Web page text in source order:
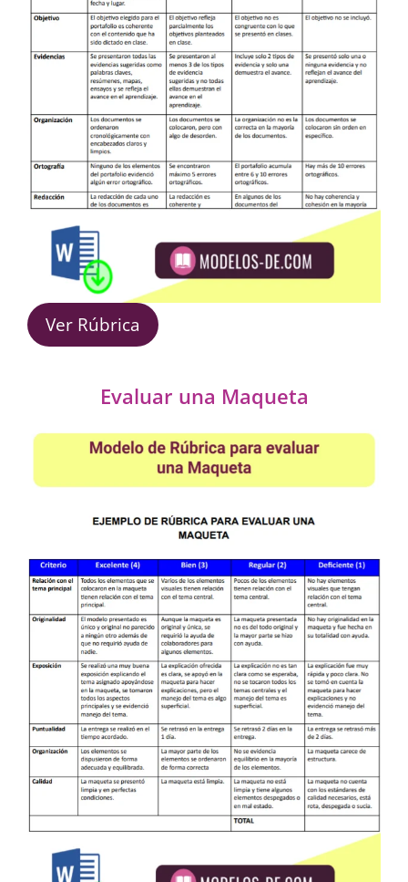
Ver Rúbrica
Evaluar una Maqueta